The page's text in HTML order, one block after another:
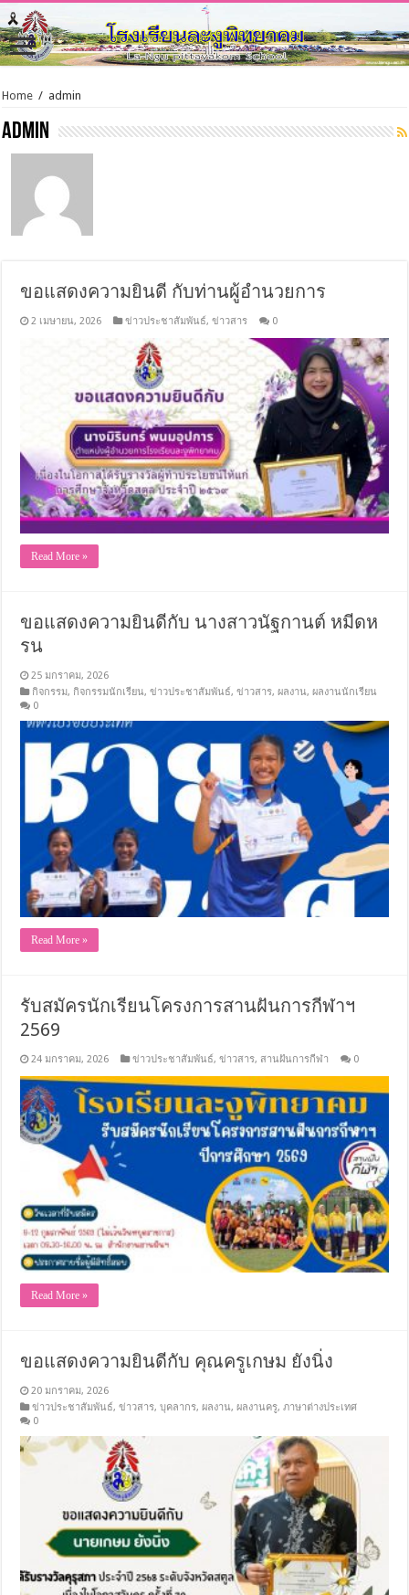
Home / admin
admin
ขอแสดงความยินดี กับท่านผู้อำนวยการ
2 เมษายน, 2026 ข่าวประชาสัมพันธ์,ข่าวสาร 0
Read More »
ขอแสดงความยินดีกับ นางสาวนัฐกานต์ หมีดห
รน
25 มกราคม, 2026
กิจกรรม, กิจกรรมนักเรียน,ข่าวประชาสัมพันธ์,ข่าวสาร,ผลงาน,ผลงานนักเรียน
0
Read More »
รับสมัครนักเรียนโครงการสานฝันการกีฬาฯ
2569
24 มกราคม, 2026 ข่าวประชาสัมพันธ์,ข่าวสาร, สานฝันการกีฬา 0
Read More »
ขอแสดงความยินดีกับ คุณครูเกษม ยังนิ่ง
20 มกราคม, 2026
ข่าวประชาสัมพันธ์,ข่าวสาร,บุคลากร,ผลงาน,ผลงานครู,ภาษาต่างประเทศ
0